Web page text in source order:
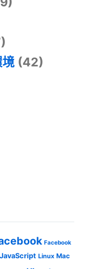
(42)
Facebook
JavaScript Linux Mac